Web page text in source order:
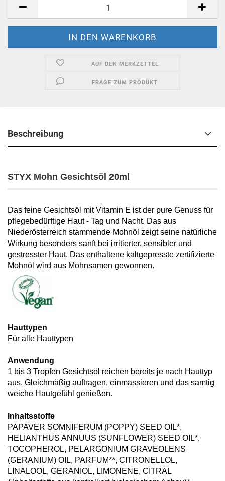
AUF DEN MERKZETTEL
FRAGE ZUM PRODUKT
Beschreibung
STYX Mohn Gesichtsöl 20ml
Das feine Gesichtsöl mit Vitamin E ist der pure Genuss für
pflegebedürftige Haut - Tag und Nacht. Das aus
Niederösterreich stammende Mohnöl zeigt seine natürliche
Wirkung besonders sanft bei irritierter, sensibler und
gestresster Haut. Das enthaltene kaltgepresste zertifizierte
Mohnöl wird aus Mohnsamen gewonnen.
Hauttypen
Für alle Hauttypen
Anwendung
1 bis 3 Tropfen Gesichtsöl reichen bereits je nach Hauttyp
aus. Gleichmäßig auftragen, einmassieren und das samtig
weiche Hautgefühl genießen.
Inhaltsstoffe
PAPAVER SOMNIFERUM (POPPY) SEED OIL*,
HELIANTHUS ANNUUS (SUNFLOWER) SEED OIL*,
TOCOPHEROL, PELARGONIUM GRAVEOLENS
(GERANIUM) OIL, PARFUM**, CITRONELLOL,
LINALOOL, GERANIOL, LIMONENE, CITRAL